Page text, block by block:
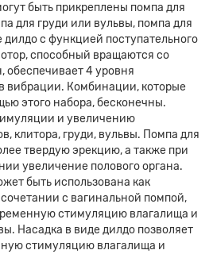
быть прикреплены помпа для
для груди или вульвы, помпа для
дилдо с функцией поступательного
способный вращаются со
обеспечивает 4 уровня
вибрации. Комбинации, которые
этого набора, бесконечны.
и увеличению
клитора, груди, вульвы. Помпа для
твердую эрекцию, а также при
увеличение полового органа.
быть использована как
с вагинальной помпой,
стимуляцию влагалища и
Насадка в виде дилдо позволяет
стимуляцию влагалища и